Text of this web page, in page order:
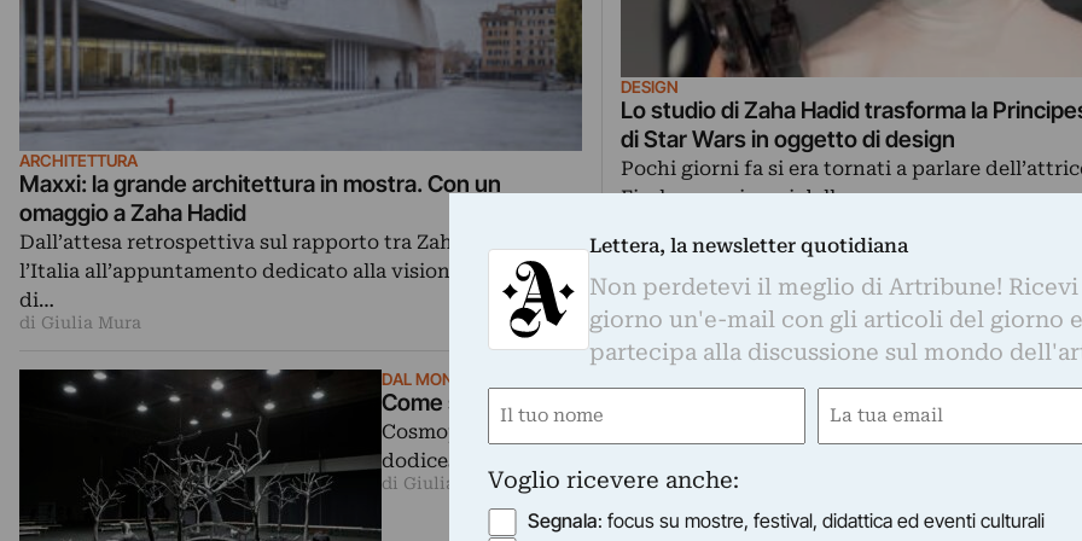
ARCHITETTURA
Maxxi: la grande architettura in mostra. Con un
omaggio a Zaha Hadid
Dall’attesa retrospettiva sul rapporto tra Zaha Hadid e
l’Italia all’appuntamento dedicato alla visionaria figura
di…
di Giulia Mura
DESIGN
Lo studio di Zaha Hadid trasforma la
di Star Wars in oggetto di design
Pochi giorni fa si era tornati a parlare
Fischer, a sei mesi dalla…
DAL MONDO
Come sarà Design Miami/Basel 2017? L’art week svela il programma
Cosmopolita ed eclettica, con 47 gallerie da 11 paesi e l’apertura all’art
dodicesima edizione di Design Miami/Basel comincia a svelarsi a dieci
di Giulia Marani
Lettera, la newsletter quotidiana
Non perdetevi il meglio di Artribune! Ricevi
giorno un'e-mail con gli articoli del giorno e
partecipa alla discussione sul mondo
Nome
Email
Voglio ricevere anche:
Segnala: focus su mostre, festival, didattica ed eventi culturali